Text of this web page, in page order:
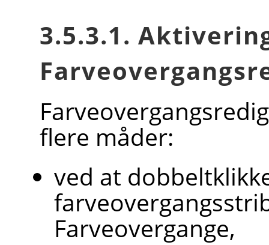
3.5.3.1.
flere måder:
ved at
Farveovergange,